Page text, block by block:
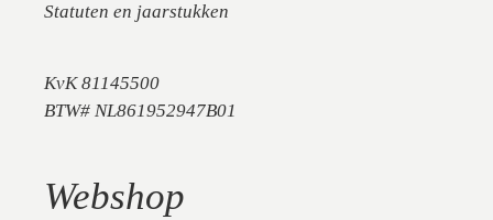
Statuten en jaarstukken
KvK 81145500
BTW# NL861952947B01
Webshop